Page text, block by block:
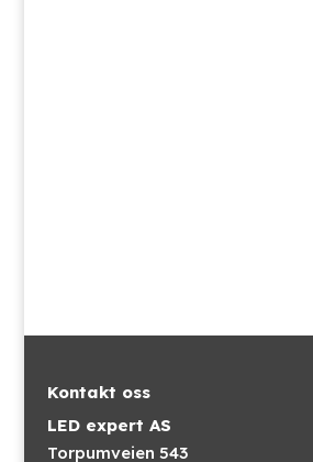
Kontakt oss
LED expert AS
Torpumveien 543